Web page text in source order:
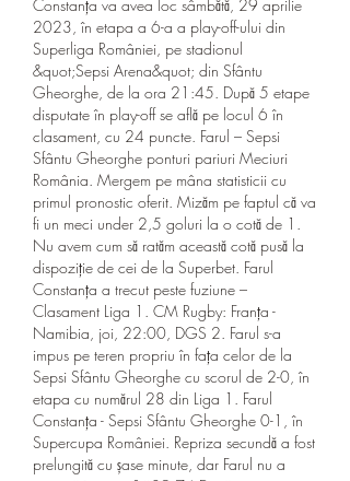
Constanța va avea loc sâmbătă, 29 aprilie
2023, în etapa a 6-a a play-off-ului din
Superliga României, pe stadionul
&quot;Sepsi Arena&quot; din Sfântu
Gheorghe, de la ora 21:45. După 5 etape
disputate în play-off se află pe locul 6 în
clasament, cu 24 puncte. Farul – Sepsi
Sfântu Gheorghe ponturi pariuri Meciuri
România. Mergem pe mâna statisticii cu
primul pronostic oferit. Mizăm pe faptul că va
fi un meci under 2,5 goluri la o cotă de 1.
Nu avem cum să ratăm această cotă pusă la
dispoziție de cei de la Superbet. Farul
Constanța a trecut peste fuziune –
Clasament Liga 1. CM Rugby: Franța -
Namibia, joi, 22:00, DGS 2. Farul s-a
impus pe teren propriu în fața celor de la
Sepsi Sfântu Gheorghe cu scorul de 2-0, în
etapa cu numărul 28 din Liga 1. Farul
Constanța - Sepsi Sfântu Gheorghe 0-1, în
Supercupa României. Repriza secundă a fost
prelungită cu șase minute, dar Farul nu a